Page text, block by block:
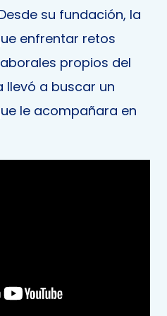
su fundación, la
enfrentar retos
propios del
llevó a buscar un
le acompañara en